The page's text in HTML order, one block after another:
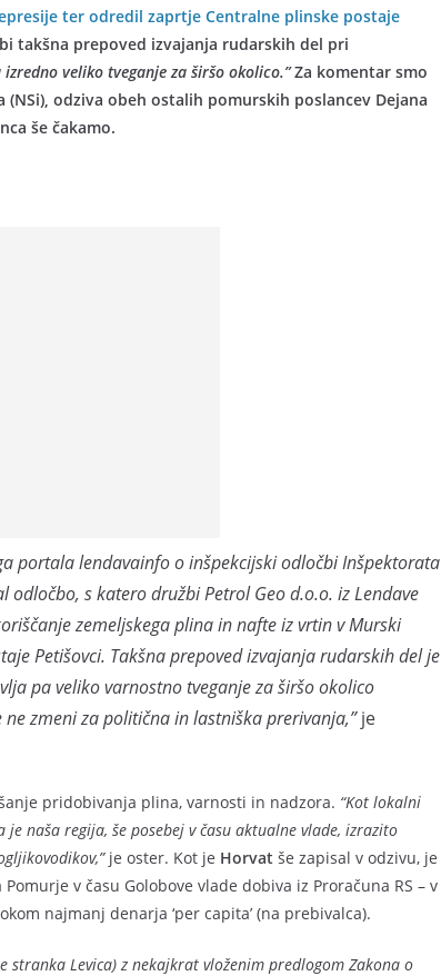
ter odredil zaprtje Centralne plinske postaje
takšna prepoved izvajanja rudarskih del pri
izredno veliko tveganje za širšo okolico.”Za komentar smo
odziva obeh ostalih pomurskih poslancev Dejana
še čakamo.
portala lendavainfo o inšpekcijski odločbi Inšpektorata
s katero družbi Petrol Geo d.o.o. iz Lendave
zemeljskega plina in nafte iz vrtin v Murski
Petišovci. Takšna prepoved izvajanja rudarskih del je
pa veliko varnostno tveganje za širšo okolico
ne zmeni za politična in lastniška prerivanja,”je
pridobivanja plina, varnosti in nadzora. “Kot lokalni
naša regija, še posebej v času aktualne vlade, izrazito
je oster. Kot je Horvat še zapisal v odzivu, je
v času Golobove vlade dobiva iz Proračuna RS – v
najmanj denarja ‘per capita’ (na prebivalca).
stranka Levica) z nekajkrat vloženim predlogom Zakona o